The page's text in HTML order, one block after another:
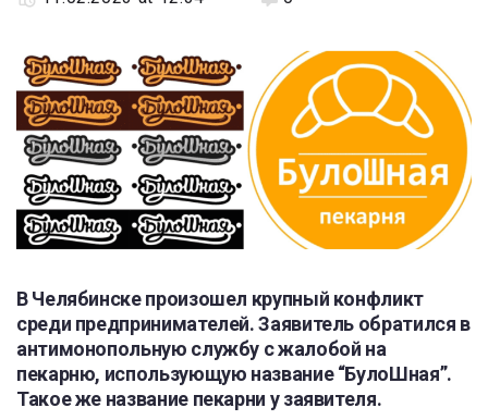
В Челябинске произошел крупный конфликт
среди предпринимателей. Заявитель обратился в
антимонопольную службу с жалобой на
пекарню, использующую название “БулоШная”.
Такое же название пекарни у заявителя.